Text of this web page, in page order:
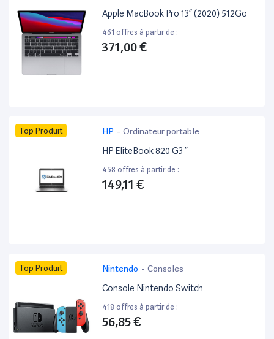
Apple MacBook Pro 13” (2020) 512Go
461 offres à partir de :
371,00 €
Top Produit HP - Ordinateur portable
HP EliteBook 820 G3 ”
458 offres à partir de :
149,11 €
Top Produit Nintendo - Consoles
Console Nintendo Switch
418 offres à partir de :
56,85 €